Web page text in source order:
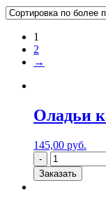
1
2
→
Оладьи
145,00 руб.
Заказать